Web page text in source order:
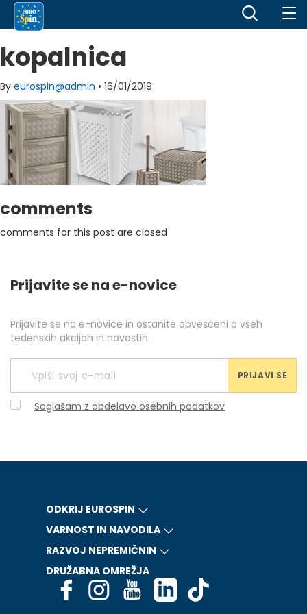
kopalnica
By eurospin@admin • 16/01/2019
comments
comments for this post are closed
Prijavite se na e-novice
Prijavite se na e-novice in ostanite obveščeni o vseh
tedenskih akcijah in novostih.
PRIJAVI SE
Soglašam z obdelavo osebnih podatkov
ODKRIJ EUROSPIN
VARNOST IN NAVODILA
RAZVOJ NEPREMIČNIN
DRUŽABNA OMREŽJA